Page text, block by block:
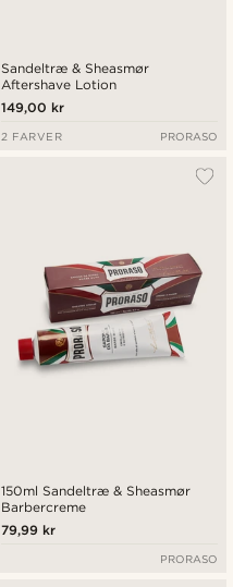
Sandeltræ & Sheasmør
Aftershave Lotion
149,00 kr
2 FARVER PRORASO
150ml Sandeltræ & Sheasmør
Barbercreme
79,99 kr
PRORASO